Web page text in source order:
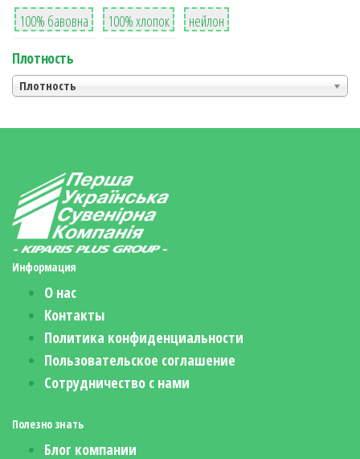
8
100% бавовна
36
100% хлопок
2
нейлон
Плотность
Плотность
Информация
О нас
Контакты
Политика конфиденциальности
Пользовательское соглашение
Сотрудничество с нами
Полезно знать
Блог компании